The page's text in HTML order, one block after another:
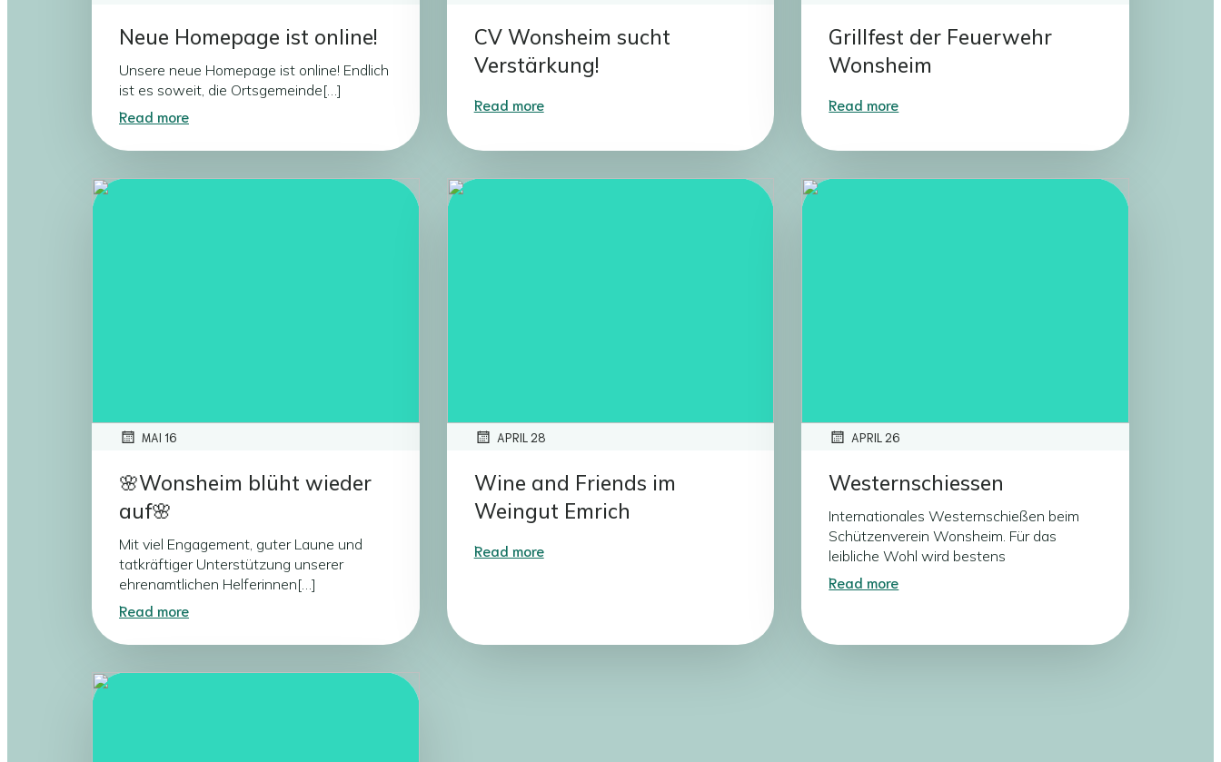
Neue Homepage ist online!
Unsere neue Homepage ist online! Endlich
ist es soweit, die Ortsgemeinde[…]
Read more
CV Wonsheim sucht
Verstärkung!
Read more
Grillfest der Feuerwehr
Wonsheim
Read more
MAI 16
🌸Wonsheim blüht wieder
auf🌸
Mit viel Engagement, guter Laune und
tatkräftiger Unterstützung unserer
ehrenamtlichen Helferinnen[…]
Read more
APRIL 28
Wine and Friends im
Weingut Emrich
Read more
APRIL 26
Westernschiessen
Internationales Westernschießen beim
Schützenverein Wonsheim. Für das
leibliche Wohl wird bestens
Read more